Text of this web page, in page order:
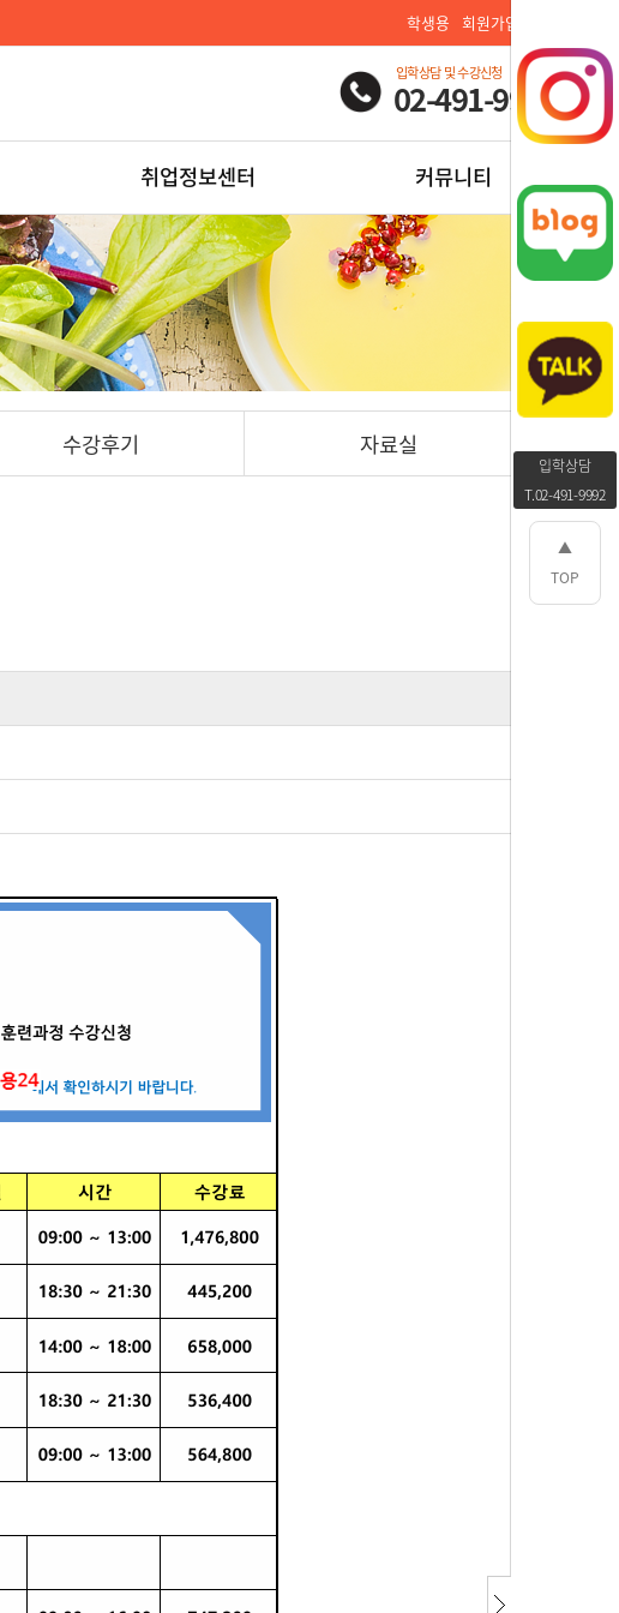
학생용 회원가입
입학상담 및 수강신청
02-491-9992
취업정보센터 커뮤니티
수강후기 자료실
입학상담
T.02-491-9992
▲
TOP